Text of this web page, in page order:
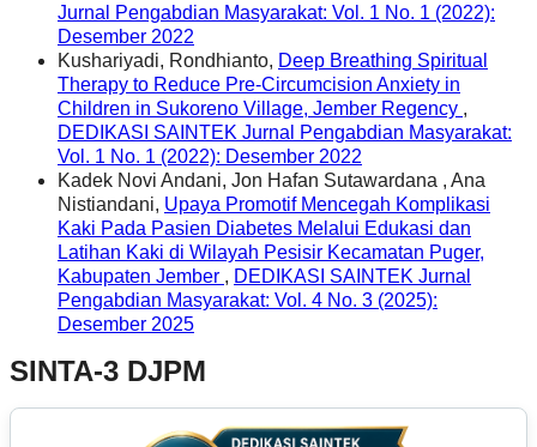
Jurnal Pengabdian Masyarakat: Vol. 1 No. 1 (2022):
Desember 2022
Kushariyadi, Rondhianto, Deep Breathing Spiritual
Therapy to Reduce Pre-Circumcision Anxiety in
Children in Sukoreno Village, Jember Regency ,
DEDIKASI SAINTEK Jurnal Pengabdian Masyarakat:
Vol. 1 No. 1 (2022): Desember 2022
Kadek Novi Andani, Jon Hafan Sutawardana , Ana
Nistiandani, Upaya Promotif Mencegah Komplikasi
Kaki Pada Pasien Diabetes Melalui Edukasi dan
Latihan Kaki di Wilayah Pesisir Kecamatan Puger,
Kabupaten Jember , DEDIKASI SAINTEK Jurnal
Pengabdian Masyarakat: Vol. 4 No. 3 (2025):
Desember 2025
SINTA-3 DJPM